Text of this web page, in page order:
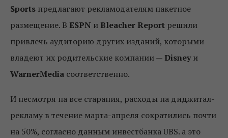
Sports предлагают рекламодателям пакетное
размещение. В ESPN и Bleacher Report решили
привлечь аудиторию других изданий, которыми
владеют их родительские компании — Disneyи
WarnerMedia соответственно.
И несмотря на все старания, расходы на диджитал-
рекламу в течение марта-апреля сократились почти
на 50%, согласно данным инвестбанка UBS. а это